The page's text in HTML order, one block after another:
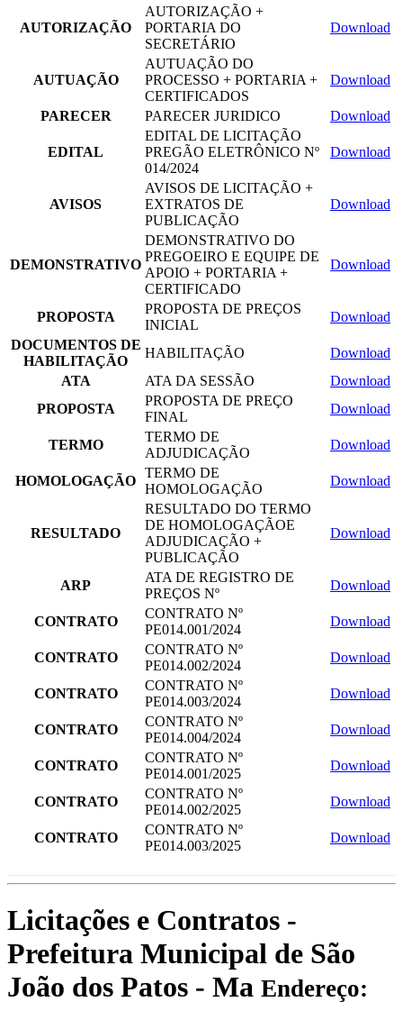
AUTORIZAÇÃO
AUTORIZAÇÃO +
PORTARIA DO
SECRETÁRIO
Download
AUTUAÇÃO
AUTUAÇÃO DO
PROCESSO + PORTARIA +
CERTIFICADOS
Download
PARECER PARECER JURIDICO Download
EDITAL
EDITAL DE LICITAÇÃO
PREGÃO ELETRÔNICO Nº
014/2024
Download
AVISOS
AVISOS DE LICITAÇÃO +
EXTRATOS DE
PUBLICAÇÃO
Download
DEMONSTRATIVO
DEMONSTRATIVO DO
PREGOEIRO E EQUIPE DE
APOIO + PORTARIA +
CERTIFICADO
Download
PROPOSTA
PROPOSTA DE PREÇOS
INICIAL
Download
DOCUMENTOS DE
HABILITAÇÃO
HABILITAÇÃO
Download
ATA
ATA DA SESSÃO
Download
PROPOSTA
PROPOSTA DE PREÇO
FINAL
Download
TERMO
TERMO DE
ADJUDICAÇÃO
Download
HOMOLOGAÇÃO
TERMO DE
HOMOLOGAÇÃO
Download
RESULTADO
RESULTADO DO TERMO
DE HOMOLOGAÇÃOE
ADJUDICAÇÃO +
PUBLICAÇÃO
Download
ARP
ATA DE REGISTRO DE
PREÇOS Nº
Download
CONTRATO
CONTRATO Nº
PE014.001/2024
Download
CONTRATO
CONTRATO Nº
PE014.002/2024
Download
CONTRATO
CONTRATO Nº
PE014.003/2024
Download
CONTRATO
CONTRATO Nº
PE014.004/2024
Download
CONTRATO
CONTRATO Nº
PE014.001/2025
Download
CONTRATO
CONTRATO Nº
PE014.002/2025
Download
CONTRATO
CONTRATO Nº
PE014.003/2025
Download
Licitações e Contratos -
Prefeitura Municipal de São
João dos Patos - Ma Endereço: